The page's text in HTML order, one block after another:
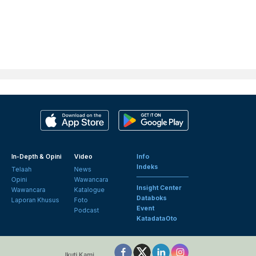
In-Depth & Opini
Telaah
Opini
Wawancara
Laporan Khusus
Video
News
Wawancara
Katalogue
Foto
Podcast
Info
Indeks
Insight Center
Databoks
Event
KatadataOto